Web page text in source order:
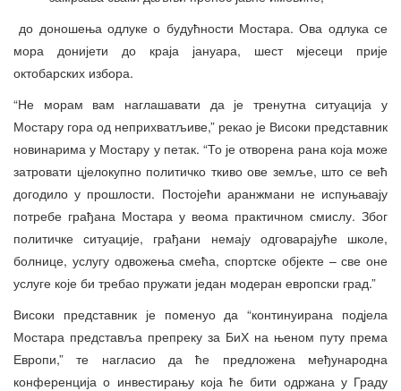
до доношења одлуке о будућности Мостара. Ова одлука се
мора донијети до краја јануара, шест мјесеци прије
октобарских избора.
“Не морам вам наглашавати да је тренутна ситуација у
Мостару гора од неприхватљиве,” рекао је Високи представник
новинарима у Мостару у петак. “То је отворена рана која може
затровати цјелокупно политичко ткиво ове земље, што се већ
догодило у прошлости. Постојећи аранжмани не испуњавају
потребе грађана Мостара у веома практичном смислу. Због
политичке ситуације, грађани немају одговарајуће школе,
болнице, услугу одвожења смећа, спортске објекте – све оне
услуге које би требао пружати један модеран европски град.”
Високи представник је поменуо да “континуирана подјела
Мостара представља препреку за БиХ на њеном путу према
Европи,” те нагласио да ће предложена међународна
конференција о инвестирању која ће бити одржана у Граду